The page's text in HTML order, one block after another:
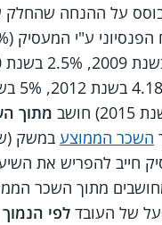
על ההנחה שהחלק
מתוך
השכר הממוצע במשק
חייב להפריש את
מתוך השכר
של העובד לפי